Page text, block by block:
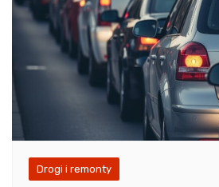
Drogi i remonty